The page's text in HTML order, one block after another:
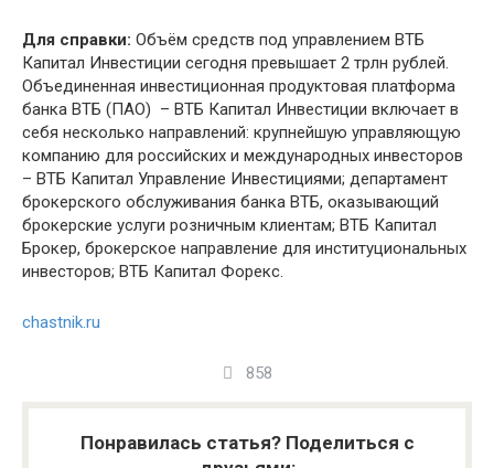
Для справки: Объём средств под управлением ВТБ
Капитал Инвестиции сегодня превышает 2 трлн рублей.
Объединенная инвестиционная продуктовая платформа
банка ВТБ (ПАО) – ВТБ Капитал Инвестиции включает в
себя несколько направлений: крупнейшую управляющую
компанию для российских и международных инвесторов
– ВТБ Капитал Управление Инвестициями; департамент
брокерского обслуживания банка ВТБ, оказывающий
брокерские услуги розничным клиентам; ВТБ Капитал
Брокер, брокерское направление для институциональных
инвесторов; ВТБ Капитал Форекс.
chastnik.ru
858
Понравилась статья? Поделиться с